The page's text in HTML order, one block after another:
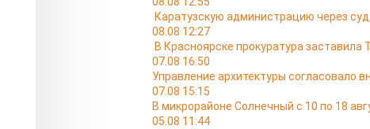
Каратузскую администрацию через
08.08 12:27
В Красноярске прокуратура
07.08 16:50
Управление архитектуры согласовало
07.08 15:15
В микрорайоне Солнечный с 10 по 18
05.08 11:44